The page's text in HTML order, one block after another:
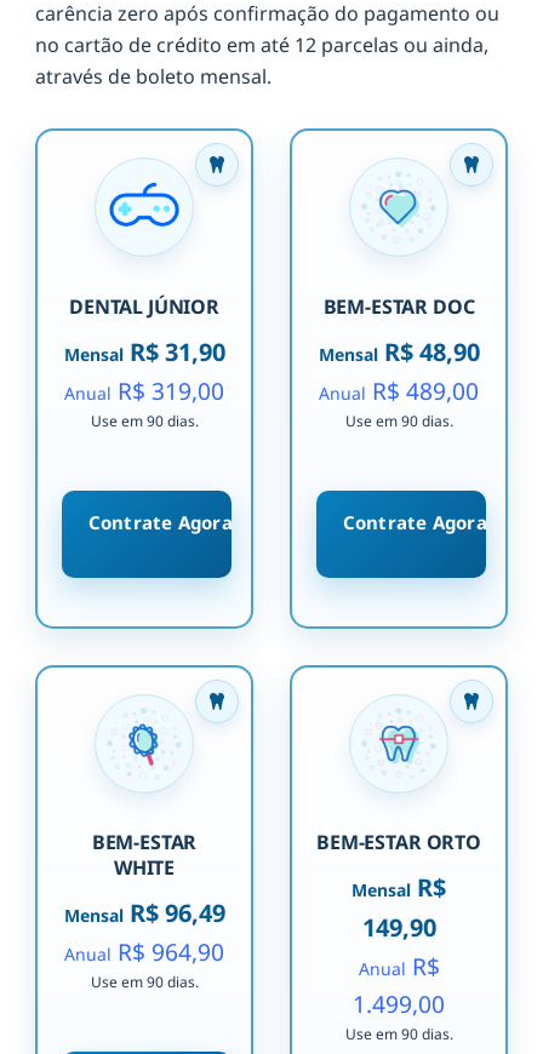
carência zero após confirmação do pagamento ou
no cartão de crédito em até 12 parcelas ou ainda,
através de boleto mensal.
DENTAL JÚNIOR
MensalR$ 31,90
Anual R$ 319,00
Use em 90 dias.
Contrate Agora
BEM-ESTAR DOC
MensalR$ 48,90
Anual R$ 489,00
Use em 90 dias.
Contrate Agora
BEM-ESTAR
WHITE
MensalR$ 96,49
Anual R$ 964,90
Use em 90 dias.
BEM-ESTAR ORTO
Mensal R$
149,90
Anual R$
1.499,00
Use em 90 dias.